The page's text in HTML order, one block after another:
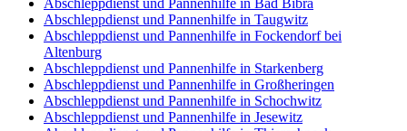
Abschleppdienst und Pannenhilfe in Bad Bibra
Abschleppdienst und Pannenhilfe in Taugwitz
Abschleppdienst und Pannenhilfe in Fockendorf bei
Altenburg
Abschleppdienst und Pannenhilfe in Starkenberg
Abschleppdienst und Pannenhilfe in Großheringen
Abschleppdienst und Pannenhilfe in Schochwitz
Abschleppdienst und Pannenhilfe in Jesewitz